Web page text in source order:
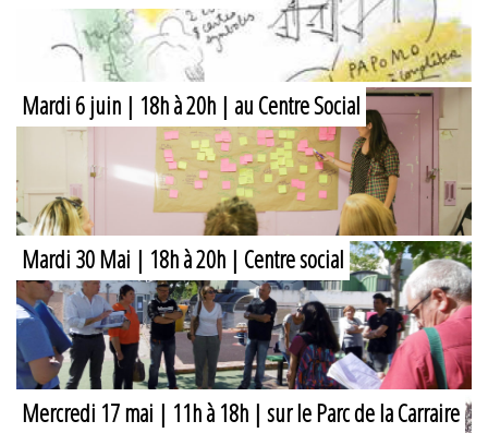
Mardi 6 juin | 18h à 20h | au Centre Social
Mardi 30 Mai | 18h à 20h | Centre social
Mercredi 17 mai | 11h à 18h | sur le Parc de la Carraire